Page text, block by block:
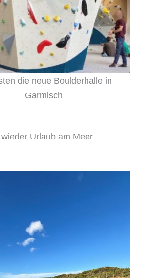
die neue Boulderhalle in
Garmisch
Urlaub am Meer